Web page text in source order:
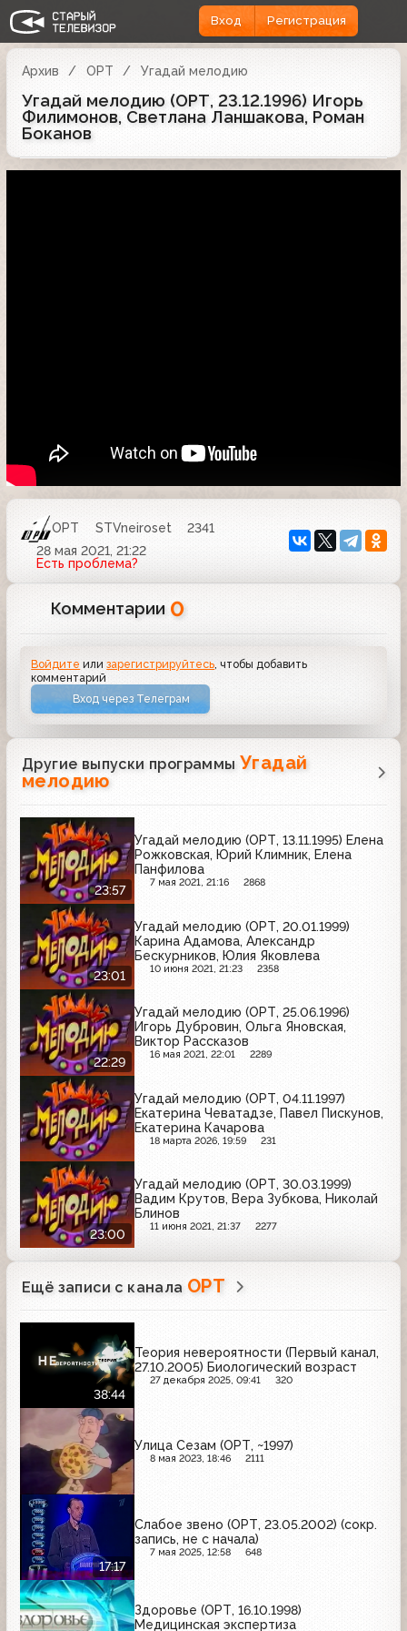
Вход Регистрация
Архив ОРТ Угадай мелодию
Угадай мелодию (ОРТ, 23.12.1996) Игорь
Филимонов, Светлана Ланшакова, Роман
Боканов
ОРТ STVneiroset
2341
28 мая 2021, 21:22
Есть проблема?
Комментарии 0
Войдите илизарегистрируйтесь , чтобы добавить
комментарий
Вход через Телеграм
Другие выпуски программы Угадай
мелодию
23:57
Угадай мелодию (ОРТ, 13.11.1995) Елена
Рожковская, Юрий Климник, Елена
Панфилова
7 мая 2021, 21:16 2868
23:01
Угадай мелодию (ОРТ, 20.01.1999)
Карина Адамова, Александр
Бескурников, Юлия Яковлева
10 июня 2021, 21:23 2358
22:29
Угадай мелодию (ОРТ, 25.06.1996)
Игорь Дубровин, Ольга Яновская,
Виктор Рассказов
16 мая 2021, 22:01 2289
Угадай мелодию (ОРТ, 04.11.1997)
Екатерина Чеватадзе, Павел Пискунов,
Екатерина Качарова
18 марта 2026, 19:59 231
23:00
Угадай мелодию (ОРТ, 30.03.1999)
Вадим Крутов, Вера Зубкова, Николай
Блинов
11 июня 2021, 21:37 2277
Ещё записи с канала ОРТ
38:44
Теория невероятности (Первый канал,
27.10.2005) Биологический возраст
27 декабря 2025, 09:41 320
Улица Сезам (ОРТ, ~1997)
8 мая 2023, 18:46 2111
17:17
Слабое звено (ОРТ, 23.05.2002) (сокр.
запись, не с начала)
7 мая 2025, 12:58 648
Здоровье (ОРТ, 16.10.1998)
Медицинская экспертиза